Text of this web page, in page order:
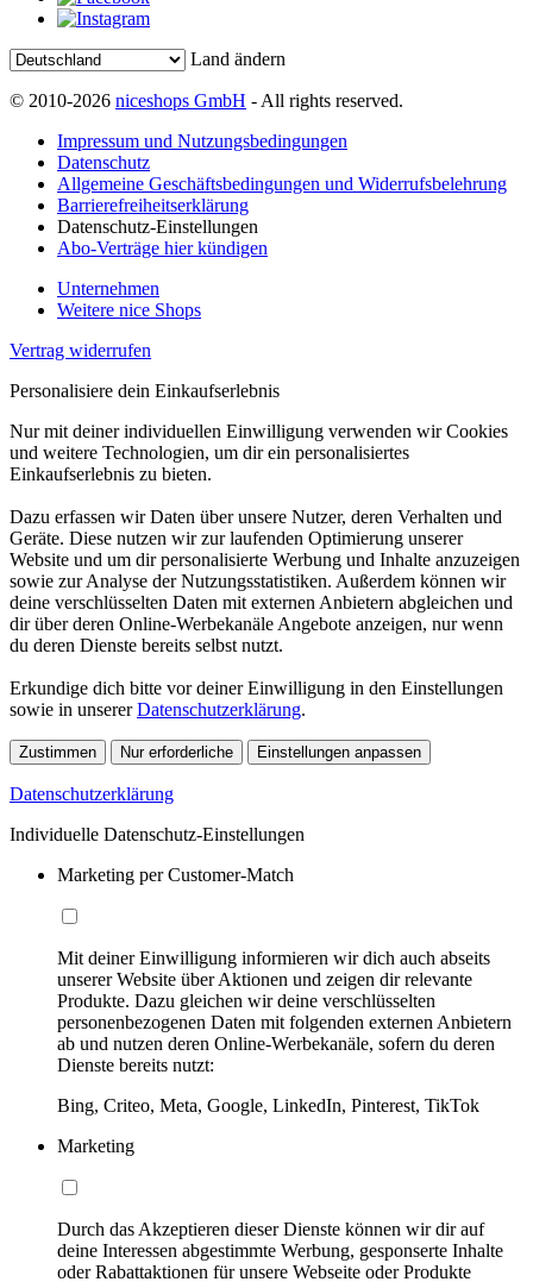
Land ändern
© 2010-2026 niceshops GmbH - All rights reserved.
Impressum und Nutzungsbedingungen
Datenschutz
Allgemeine Geschäftsbedingungen und Widerrufsbelehrung
Barrierefreiheitserklärung
Datenschutz-Einstellungen
Abo-Verträge hier kündigen
Unternehmen
Weitere nice Shops
Vertrag widerrufen
Personalisiere dein Einkaufserlebnis
Nur mit deiner individuellen Einwilligung verwenden wir Cookies
und weitere Technologien, um dir ein personalisiertes
Einkaufserlebnis zu bieten.
Dazu erfassen wir Daten über unsere Nutzer, deren Verhalten und
Geräte. Diese nutzen wir zur laufenden Optimierung unserer
Website und um dir personalisierte Werbung und Inhalte anzuzeigen
sowie zur Analyse der Nutzungsstatistiken. Außerdem können wir
deine verschlüsselten Daten mit externen Anbietern abgleichen und
dir über deren Online-Werbekanäle Angebote anzeigen, nur wenn
du deren Dienste bereits selbst nutzt.
Erkundige dich bitte vor deiner Einwilligung in den Einstellungen
sowie in unsererDatenschutzerklärung.
Zustimmen Nur erforderliche Einstellungen anpassen
Datenschutzerklärung
Individuelle Datenschutz-Einstellungen
Marketing per Customer-Match
Mit deiner Einwilligung informieren wir dich auch abseits
unserer Website über Aktionen und zeigen dir relevante
Produkte. Dazu gleichen wir deine verschlüsselten
personenbezogenen Daten mit folgenden externen Anbietern
ab und nutzen deren Online-Werbekanäle, sofern du deren
Dienste bereits nutzt:
Bing, Criteo, Meta, Google, LinkedIn, Pinterest, TikTok
Marketing
Durch das Akzeptieren dieser Dienste können wir dir auf
deine Interessen abgestimmte Werbung, gesponserte Inhalte
oder Rabattaktionen für unsere Webseite oder Produkte